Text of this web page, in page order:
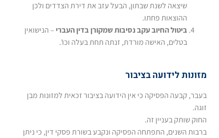
שיצאה לשנת שבתון, הבעל עזב את דירת הצדדים ולכן
ההוצאות פחתו.
ביטול החיוב עקב נסיבות שמקורן בדין העברי – הנישואין
בטלים, האישה מורדת, זנתה תחת בעלה וכו'.
מזונות לידועה בציבור
בעבר, קבעה הפסיקה כי אין הידועה בציבור זכאית למזונות מבן
זוגה.
החוק שותק בעניין זה.
ברבות השנים, התפתחה הפסיקה ונקבע בשורת פסקי דין, כי ניתן